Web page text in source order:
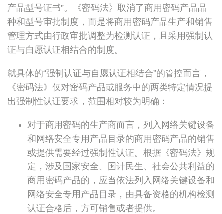
产品型号证书”。《密码法》取消了商用密码产品品
种和型号审批制度，而是将商用密码产品生产和销售
管理方式由行政审批调整为检测认证，且采用强制认
证与自愿认证相结合的制度。
就具体的“强制认证与自愿认证相结合”的管控而言，
《密码法》仅对密码产品或服务中的两类特定情况提
出强制性认证要求，范围相对较为明确：
对于商用密码的生产商而言，列入网络关键设备
和网络安全专用产品目录的商用密码产品的销售
或提供需要经过强制性认证。根据《密码法》规
定，涉及国家安全、国计民生、社会公共利益的
商用密码产品的，应当依法列入网络关键设备和
网络安全专用产品目录，由具备资格的机构检测
认证合格后，方可销售或者提供。